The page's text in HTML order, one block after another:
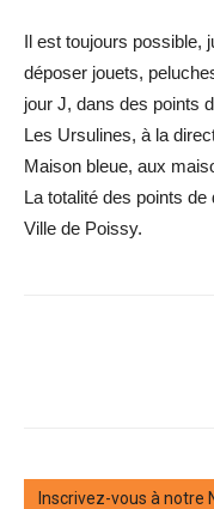
Il est toujours possible,
déposer jouets,
jour J, dans des points
Les Ursulines, à la
Maison bleue, aux
La totalité des points
Ville de Poissy.
Inscrivez-vous à notre